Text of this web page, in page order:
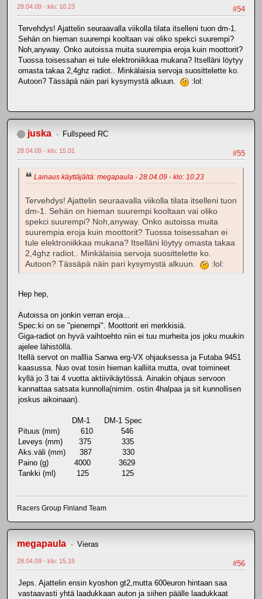
#54
28.04.09 - klo: 10.23
Tervehdys! Ajattelin seuraavalla viikolla tilata itselleni tuon dm-1.
Sehän on hieman suurempi kooltaan vai oliko spekci suurempi?
Noh,anyway. Onko autoissa muita suurempia eroja kuin moottorit?
Tuossa toisessahan ei tule elektroniikkaa mukana? Itselläni löytyy
omasta takaa 2,4ghz radiot.. Minkälaisia servoja suosittelette ko.
Autoon? Tässäpä näin pari kysymystä alkuun.
:lol:
juska Fullspeed RC
#55
28.04.09 - klo: 15.01
Lainaus käyttäjältä: megapaula - 28.04.09 - klo: 10.23
Tervehdys! Ajattelin seuraavalla viikolla tilata itselleni tuon
dm-1. Sehän on hieman suurempi kooltaan vai oliko
spekci suurempi? Noh,anyway. Onko autoissa muita
suurempia eroja kuin moottorit? Tuossa toisessahan ei
tule elektroniikkaa mukana? Itselläni löytyy omasta takaa
2,4ghz radiot.. Minkälaisia servoja suosittelette ko.
Autoon? Tässäpä näin pari kysymystä alkuun.
:lol:
Hep hep,
Autoissa on jonkin verran eroja...
Spec:ki on se "pienempi". Moottorit eri merkkisiä.
Giga-radiot on hyvä vaihtoehto niin ei tuu murheita jos joku muukin
ajelee lähistöllä.
Itellä servot on malllia Sanwa erg-VX ohjauksessa ja Futaba 9451
kaasussa. Nuo ovat tosin hieman kalliita mutta, ovat toimineet
kyllä jo 3 tai 4 vuotta aktiivikäytössä. Ainakin ohjaus servoon
kannattaa satsata kunnolla(nimim. ostin 4halpaa ja sit kunnollisen
joskus aikoinaan).
DM-1 DM-1 Spec
Pituus (mm) 610 546
Leveys (mm) 375 335
Aks.väli (mm) 387 330
Paino (g) 4000 3629
Tankki (ml) 125 125
Racers Group Finland Team
megapaula Vieras
#56
28.04.09 - klo: 15.15
Jeps. Ajattelin ensin kyoshon gt2,mutta 600euron hintaan saa
vastaavasti yhtä laadukkaan auton ja siihen päälle laadukkaat